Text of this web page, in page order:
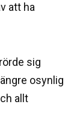
att ha
sig
osynlig
allt